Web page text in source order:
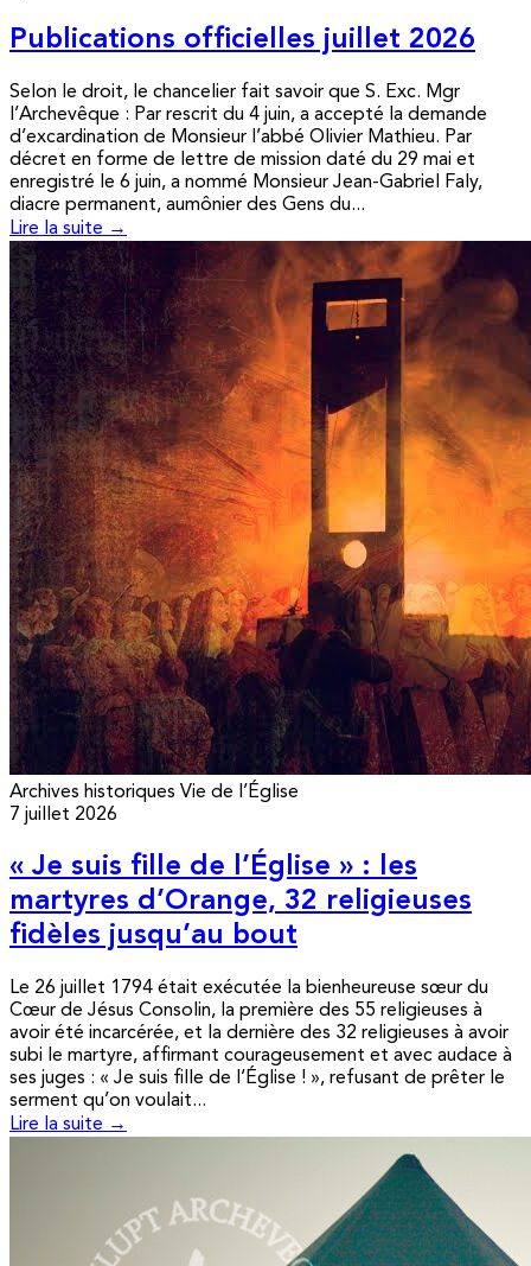
Publications officielles juillet 2026
Selon le droit, le chancelier fait savoir que S. Exc. Mgr
l’Archevêque : Par rescrit du 4 juin, a accepté la demande
d’excardination de Monsieur l’abbé Olivier Mathieu. Par
décret en forme de lettre de mission daté du 29 mai et
enregistré le 6 juin, a nommé Monsieur Jean-Gabriel Faly,
diacre permanent, aumônier des Gens du...
Lire la suite →
Archives historiques Vie de l’Église
7 juillet 2026
« Je suis fille de l’Église » : les
martyres d’Orange, 32 religieuses
fidèles jusqu’au bout
Le 26 juillet 1794 était exécutée la bienheureuse sœur du
Cœur de Jésus Consolin, la première des 55 religieuses à
avoir été incarcérée, et la dernière des 32 religieuses à avoir
subi le martyre, affirmant courageusement et avec audace à
ses juges : « Je suis fille de l’Église ! », refusant de prêter le
serment qu’on voulait...
Lire la suite →